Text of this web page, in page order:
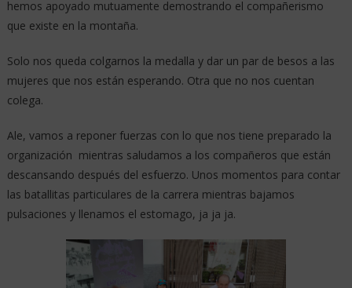
hemos apoyado mutuamente demostrando el compañerismo
que existe en la montaña.
Solo nos queda colgarnos la medalla y dar un par de besos a las
mujeres que nos están esperando. Otra que no nos cuentan
colega.
Ale, vamos a reponer fuerzas con lo que nos tiene preparado la
organización mientras saludamos a los compañeros que están
descansando después del esfuerzo. Unos momentos para contar
las batallitas particulares de la carrera mientras bajamos
pulsaciones y llenamos el estomago, ja ja ja.